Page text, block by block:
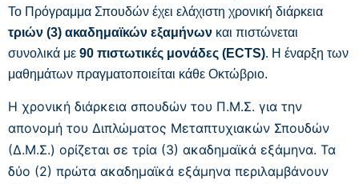
Το Πρόγραμμα Σπουδών έχει ελάχιστη χρονική διάρκεια
τριών (3) ακαδημαϊκών εξαμήνων και πιστώνεται
συνολικά με 90 πιστωτικές μονάδες (ECTS). Η έναρξη των
μαθημάτων πραγματοποιείται κάθε Οκτώβριο.
Η χρονική διάρκεια σπουδών του Π.Μ.Σ. για την
απονομή του Διπλώματος Μεταπτυχιακών Σπουδών
(Δ.Μ.Σ.) ορίζεται σε τρία (3) ακαδημαϊκά εξάμηνα. Τα
δύο (2) πρώτα ακαδημαϊκά εξάμηνα περιλαμβάνουν